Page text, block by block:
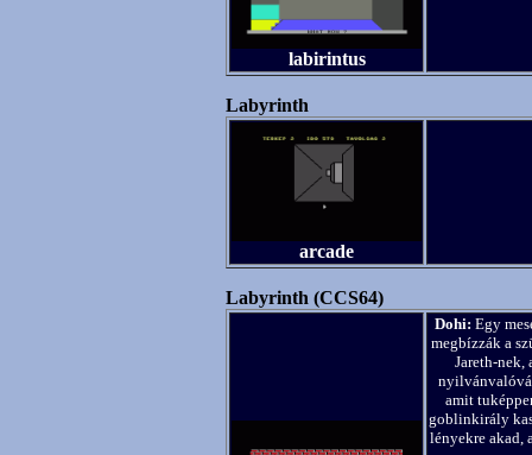
labirintus
Labyrinth
arcade
Labyrinth (CCS64)
Dohi: Egy
megbízzák a
Jareth-nek,
nyilvánvalóvá
amit
goblinkirály
lényekre akad,